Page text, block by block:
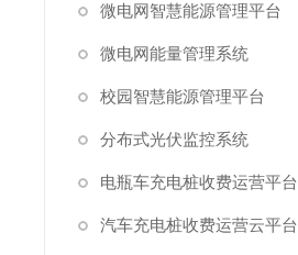
微电网智慧能源管理平台
微电网能量管理系统
校园智慧能源管理平台
分布式光伏监控系统
电瓶车充电桩收费运营平台
汽车充电桩收费运营云平台